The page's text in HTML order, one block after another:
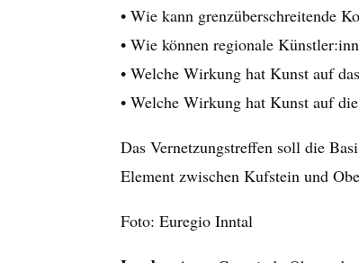
• Wie kann grenzüberschreitende
• Wie können regionale
• Welche Wirkung hat Kunst auf
• Welche Wirkung hat Kunst auf
Das Vernetzungstreffen soll die
Element zwischen Kufstein und
Foto: Euregio Inntal